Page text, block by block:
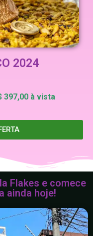
2024
397,00 à vista
Flakes e comece
ainda hoje!